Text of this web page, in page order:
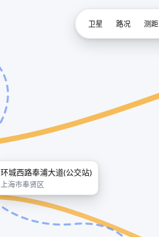
环城西路奉浦大道(公交站)
上海市奉贤区
卫星 路况 测距